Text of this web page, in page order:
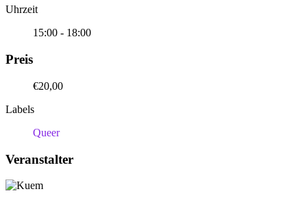
Uhrzeit
15:00 - 18:00
Preis
€20,00
Labels
Queer
Veranstalter